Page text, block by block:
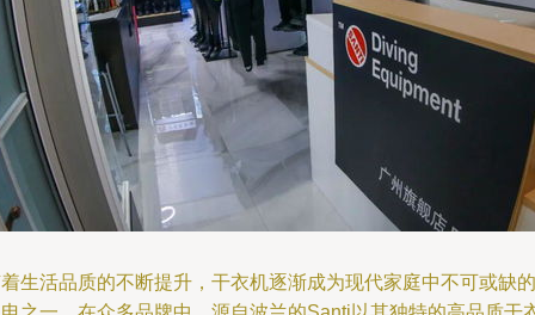
生活品质的不断提升，干衣机逐渐成为现代家庭中不可或缺的